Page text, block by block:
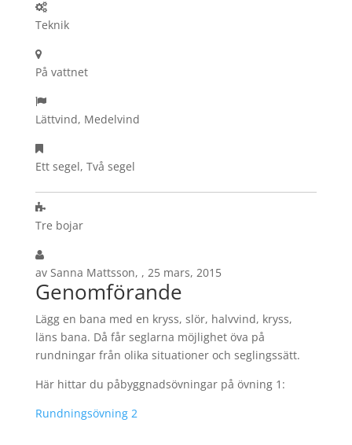
Teknik
På vattnet
Lättvind, Medelvind
Ett segel, Två segel
Tre bojar
av Sanna Mattsson, , 25 mars, 2015
Genomförande
Lägg en bana med en kryss, slör, halvvind, kryss,
läns bana. Då får seglarna möjlighet öva på
rundningar från olika situationer och seglingssätt.
Här hittar du påbyggnadsövningar på övning 1:
Rundningsövning 2